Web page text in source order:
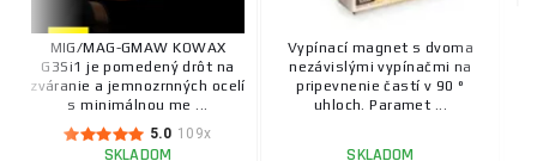
MIG/MAG-GMAW KOWAX
G3Si1 je pomedený drôt na
zváranie a jemnozrnných ocelí
s minimálnou me ...
5.0 109x
SKLADOM
Vypínací magnet s dvoma
nezávislými vypínačmi na
pripevnenie častí v 90 °
uhloch. Paramet ...
SKLADOM